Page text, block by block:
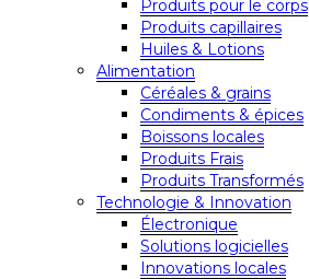
Produits pour le corps
Produits capillaires
Huiles & Lotions
Alimentation
Céréales & grains
Condiments & épices
Boissons locales
Produits Frais
Produits Transformés
Technologie & Innovation
Électronique
Solutions logicielles
Innovations locales